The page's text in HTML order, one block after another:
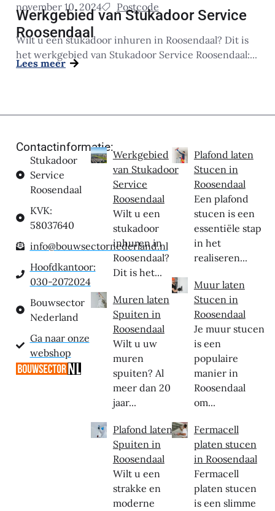
november 10, 2024 Postcode
Werkgebied van Stukadoor Service
Roosendaal
Wilt u een stukadoor inhuren in Roosendaal? Dit is
het werkgebied van Stukadoor Service Roosendaal:...
Lees meer
Contactinformatie:
Stukadoor
Service
Roosendaal
KVK:
58037640
info@bouwsectornederland.nl
Hoofdkantoor:
030-2072024
Bouwsector
Nederland
Ga naar onze
webshop
Werkgebied
van Stukadoor
Service
Roosendaal
Wilt u een
stukadoor
inhuren in
Roosendaal?
Dit is het...
Muren laten
Spuiten in
Roosendaal
Wilt u uw
muren
spuiten? Al
meer dan 20
jaar...
Plafond laten
Spuiten in
Roosendaal
Wilt u een
strakke en
moderne
Plafond laten
Stucen in
Roosendaal
Een plafond
stucen is een
essentiële stap
in het
realiseren...
Muur laten
Stucen in
Roosendaal
Je muur stucen
is een
populaire
manier in
Roosendaal
om...
Fermacell
platen stucen
in Roosendaal
Fermacell
platen stucen
is een slimme